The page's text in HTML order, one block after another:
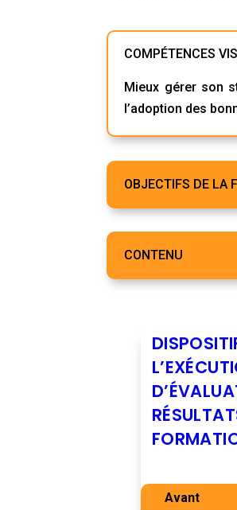
COMPÉTENCES
Mieux gérer son
l’adoption des
OBJECTIFS DE LA
CONTENU
Avant